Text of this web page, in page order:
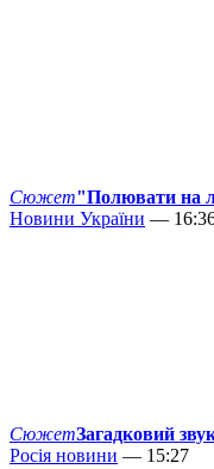
Сюжет"Полювати на
Новини України —
СюжетЗагадковий
Росія новини — 15:27